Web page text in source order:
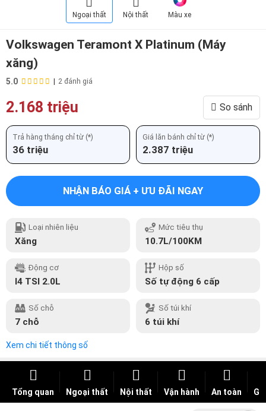
Ngoại thất Nội thất Màu xe
Volkswagen Teramont X Platinum (Máy
xăng)
5.0 | 2 đánh giá
2.168 triệu So sánh
Trả hàng tháng chỉ từ (*)
36 triệu
Giá lăn bánh chỉ từ (*)
2.387 triệu
NHẬN BÁO GIÁ + ƯU ĐÃI NGAY
Loại nhiên liệu
Xăng
Mức tiêu thụ
10.7L/100KM
Động cơ
I4 TSI 2.0L
Hộp số
Số tự động 6 cấp
Số chỗ
7 chỗ
Số túi khí
6 túi khí
Xem chi tiết thông số
Tổng quan Ngoại thất Nội thất Vận hành An toàn